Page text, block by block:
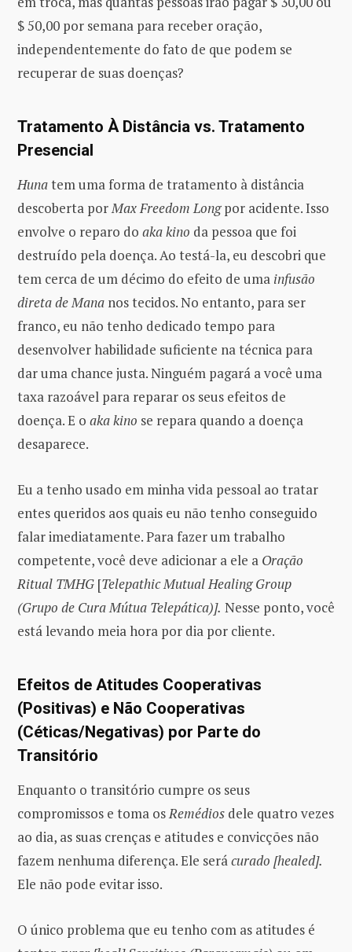
$ 50,00 por semana para receber oração,
independentemente do fato de que podem se
recuperar de suas doenças?
Tratamento À Distância vs. Tratamento
Presencial
Hunatem uma forma de tratamento à distância
descoberta porMax Freedom Longpor acidente. Isso
envolve o reparo do aka kino da pessoa que foi
destruído pela doença. Ao testá-la, eu descobri que
tem cerca de um décimo do efeito de uma infusão
direta de Mana nos tecidos. No entanto, para ser
franco, eu não tenho dedicado tempo para
desenvolver habilidade suficiente na técnica para
dar uma chance justa. Ninguém pagará a você uma
taxa razoável para reparar os seus efeitos de
doença. E o aka kino se repara quando a doença
desaparece.
Eu a tenho usado em minha vida pessoal ao tratar
entes queridos aos quais eu não tenho conseguido
falar imediatamente. Para fazer um trabalho
competente, você deve adicionar a ele a Oração
Ritual TMHG [Telepathic Mutual Healing Group
(Grupo de Cura Mútua Telepática)]. Nesse ponto, você
está levando meia hora por dia por cliente.
Efeitos de Atitudes Cooperativas
(Positivas) e Não Cooperativas
(Céticas/Negativas) por Parte do
Transitório
Enquanto o transitório cumpre os seus
compromissos e toma osRemédios dele quatro vezes
ao dia, as suas crenças e atitudes e convicções não
fazem nenhuma diferença. Ele serácurado [healed].
Ele não pode evitar isso.
O único problema que eu tenho com as atitudes é